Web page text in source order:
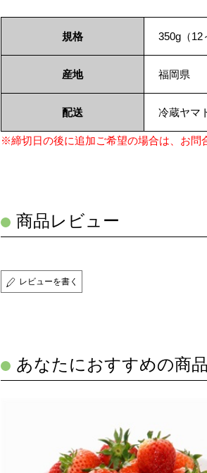
規格 350g（12
産地 福岡県
配送 冷蔵ヤマ
※締切日の後に追加ご希望の場合は、お問
商品レビュー
レビューを書く
あなたにおすすめの商品